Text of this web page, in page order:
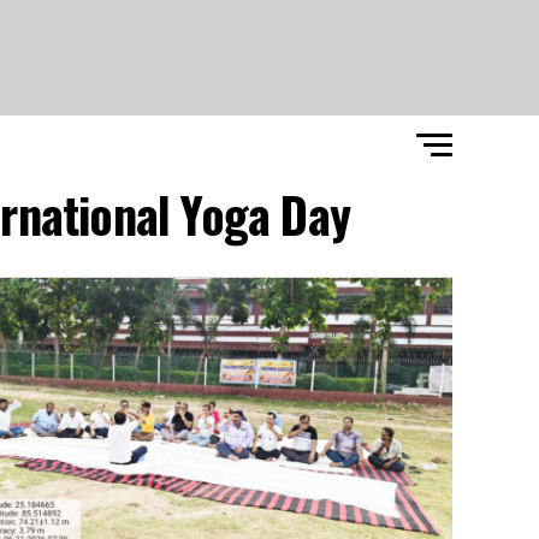
Yoga Day"